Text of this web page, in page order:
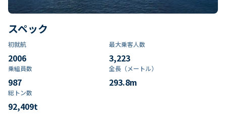
スペック
初就航
2006
最大乗客人数
3,223
乗組員数​
987
全長（メートル）
293.8m
総トン数​
92,409t